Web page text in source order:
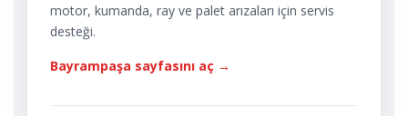
motor, kumanda, ray ve palet arızaları için servis
desteği.
Bayrampaşa sayfasını aç →